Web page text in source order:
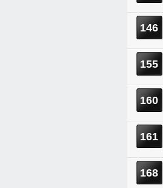
146
155
160
161
168